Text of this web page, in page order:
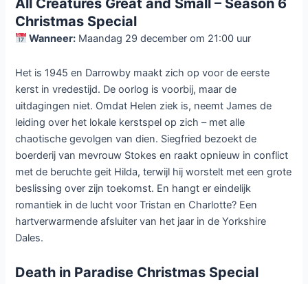
All Creatures Great and Small – Season 6
Christmas Special
Wanneer: Maandag 29 december om 21:00 uur
Het is 1945 en Darrowby maakt zich op voor de eerste
kerst in vredestijd. De oorlog is voorbij, maar de
uitdagingen niet. Omdat Helen ziek is, neemt James de
leiding over het lokale kerstspel op zich – met alle
chaotische gevolgen van dien. Siegfried bezoekt de
boerderij van mevrouw Stokes en raakt opnieuw in conflict
met de beruchte geit Hilda, terwijl hij worstelt met een grote
beslissing over zijn toekomst. En hangt er eindelijk
romantiek in de lucht voor Tristan en Charlotte? Een
hartverwarmende afsluiter van het jaar in de Yorkshire
Dales.
Death in Paradise Christmas Special